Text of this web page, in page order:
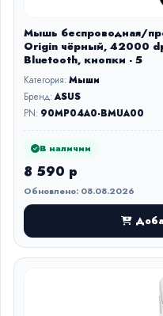
Мышь беспроводная/
Origin чёрный, 42000
Bluetooth, кнопки - 5
Категория:Мыши
Бренд:ASUS
PN: 90MP04A0-BMUA00
В наличии
8 590 р
Обновлено: 08.08.2026